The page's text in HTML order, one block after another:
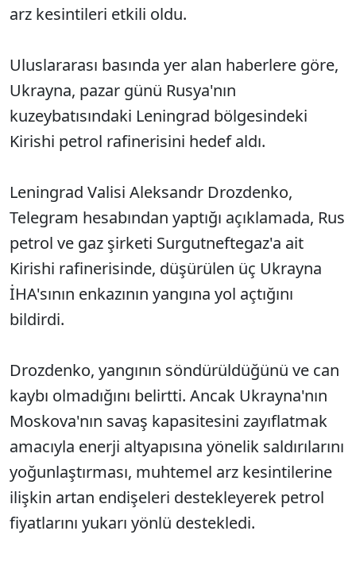
arz kesintileri etkili oldu.
Uluslararası basında yer alan haberlere göre,
Ukrayna, pazar günü Rusya'nın
kuzeybatısındaki Leningrad bölgesindeki
Kirishi petrol rafinerisini hedef aldı.
Leningrad Valisi Aleksandr Drozdenko,
Telegram hesabından yaptığı açıklamada, Rus
petrol ve gaz şirketi Surgutneftegaz'a ait
Kirishi rafinerisinde, düşürülen üç Ukrayna
İHA'sının enkazının yangına yol açtığını
bildirdi.
Drozdenko, yangının söndürüldüğünü ve can
kaybı olmadığını belirtti. Ancak Ukrayna'nın
Moskova'nın savaş kapasitesini zayıflatmak
amacıyla enerji altyapısına yönelik saldırılarını
yoğunlaştırması, muhtemel arz kesintilerine
ilişkin artan endişeleri destekleyerek petrol
fiyatlarını yukarı yönlü destekledi.